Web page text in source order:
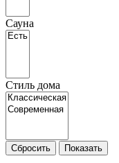
Сауна
Стиль дома
Сбросить Показать